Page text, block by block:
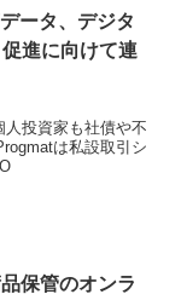
ータ、デジタ
促進に向けて連
投資家も社債や不
は私設取引シ
保管のオンラ